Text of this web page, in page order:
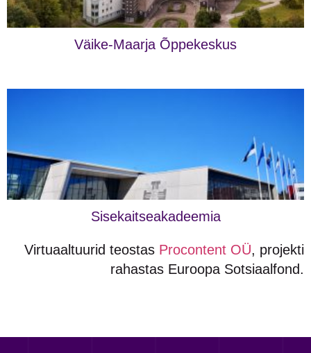
Väike-Maarja Õppekeskus
Sisekaitseakadeemia
Virtuaaltuurid teostas Procontent OÜ, projekti
rahastas Euroopa Sotsiaalfond.